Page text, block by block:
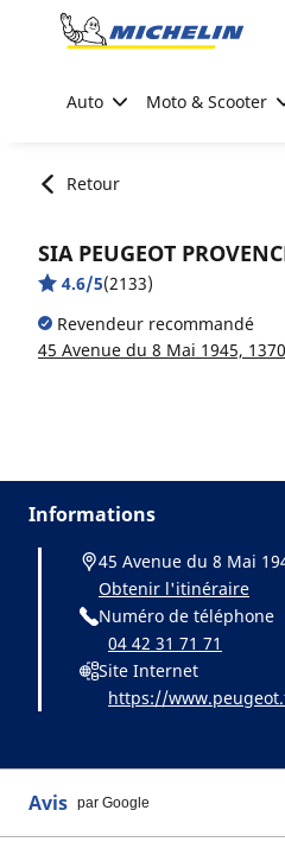
Go to page content
Auto Moto & Scooter
Retour
SIA PEUGEOT
4.6/5(2133)
Revendeur recommandé
Informations
45 Avenue du 8 Mai
Obtenir l'itinéraire
Numéro de téléphone
04 42 31 71 71
Site Internet
https://
Avis par Google